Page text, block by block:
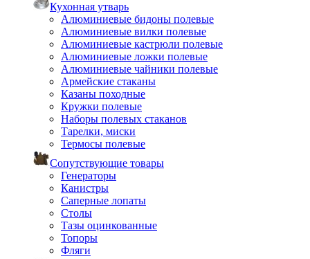
Кухонная утварь
Алюминиевые бидоны полевые
Алюминиевые вилки полевые
Алюминиевые кастрюли полевые
Алюминиевые ложки полевые
Алюминиевые чайники полевые
Армейские стаканы
Казаны походные
Кружки полевые
Наборы полевых стаканов
Тарелки, миски
Термосы полевые
Сопутствующие товары
Генераторы
Канистры
Саперные лопаты
Столы
Тазы оцинкованные
Топоры
Фляги